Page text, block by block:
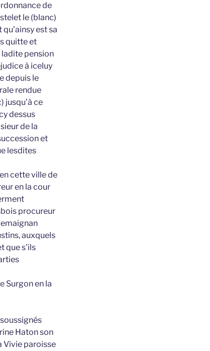
de
le (blanc)
est sa
quitte et
ladite pension
à iceluy
depuis le
rendue
jusqu’à ce
dessus
de la
et
lesdites
cette ville de
en la cour
procureur
auxquels
que s’ils
Surgon en la
Haton son
Vivie paroisse